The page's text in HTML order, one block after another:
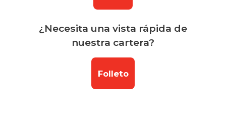
¿Necesita una vista rápida de
nuestra cartera?
Folleto